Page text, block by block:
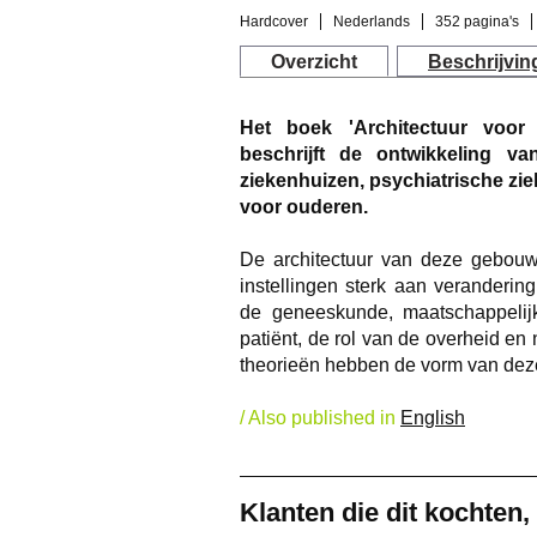
Hardcover Nederlands 352 pagina's
Overzicht
Het boek 'Architectuur voor
beschrijft de ontwikkeling
ziekenhuizen, psychiatrische
voor ouderen.
De architectuur van deze
instellingen sterk aan
de geneeskunde,
patiënt, de rol van de overheid
theorieën hebben de vorm van
/ Also published in English
Klanten die dit